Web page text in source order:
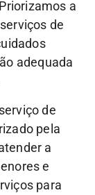
a
de
adequada
de
pela
a
e
para